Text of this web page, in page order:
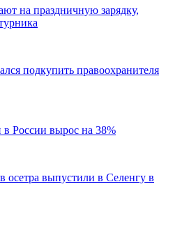
на праздничную зарядку,
подкупить правоохранителя
России вырос на 38%
осетра выпустили в Селенгу в